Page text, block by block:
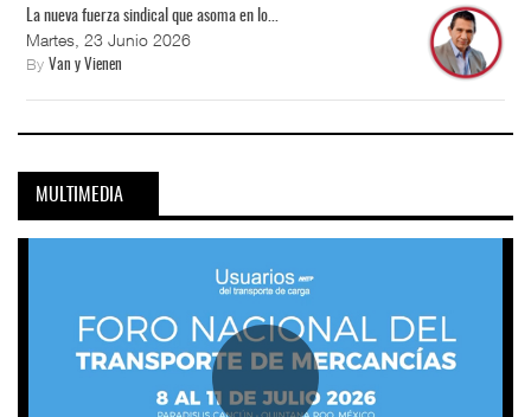
La nueva fuerza sindical que asoma en lo...
Martes, 23 Junio 2026
By Van y Vienen
MULTIMEDIA